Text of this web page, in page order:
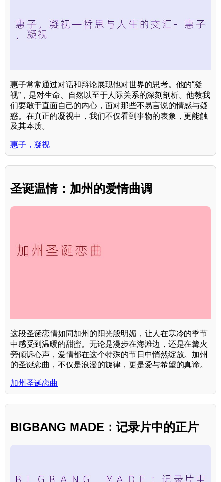
惠子常常通过对话和辩论展现他对世界的思考。他的“凝
视”，是对生命、自然以至于人际关系的深刻剖析。他教我
们要敢于直面自己的内心，面对那些不易言说的情感与疑
惑。在真正的凝视中，我们不仅看到事物的表象，更能触
及其本质。
惠子，凝视
圣诞温情：加州的爱情曲调
这段圣诞恋情如同加州的阳光般明媚，让人在寒冷的季节
中感受到温暖的甜蜜。无论是漫步在海滩边，还是在篝火
旁倾诉心声，爱情都在这个特殊的节日中悄然绽放。加州
的圣诞恋曲，不仅是浪漫的旋律，更是爱与希望的真谛。
加州圣诞恋曲
BIGBANG MADE：记录片中的正片